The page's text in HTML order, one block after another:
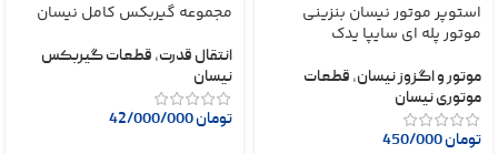
استوپر موتور نیسان بنزینی
موتور پله ای سایپا یدک
موتور و اگزوز نیسان, قطعات
موتوری نیسان
تومان
مجموعه گیربکس کامل نیسان
انتقال قدرت, قطعات گیربکس
نیسان
تومان